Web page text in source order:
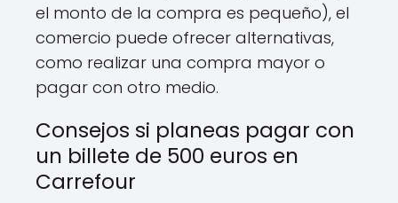
el monto de la compra es pequeño), el
comercio puede ofrecer alternativas,
como realizar una compra mayor o
pagar con otro medio.
Consejos si planeas pagar con
un billete de 500 euros en
Carrefour